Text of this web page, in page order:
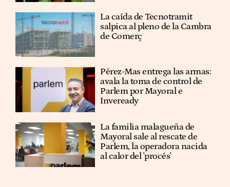
La caída de Tecnotramit
salpica al pleno de la Cambra
de Comerç
Pérez-Mas entrega las armas:
avala la toma de control de
Parlem por Mayoral e
Inveready
La familia malagueña de
Mayoral sale al rescate de
Parlem, la operadora nacida
al calor del 'procés'